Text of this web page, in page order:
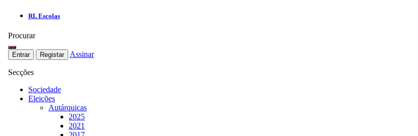
RL Escolas
Procurar
Entrar Registar Assinar
Secções
Sociedade
Eleições
Autárquicas
2025
2021